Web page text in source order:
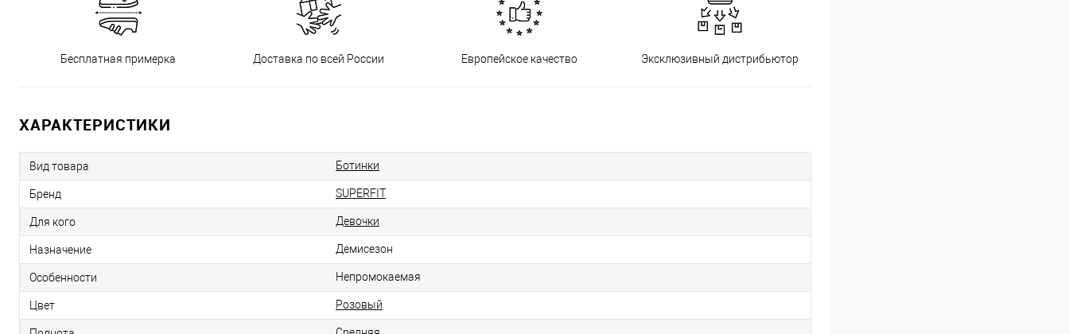
Бесплатная примерка Доставка по всей России Европейское качество Эксклюзивный дистрибьютор
ХАРАКТЕРИСТИКИ
Вид товара Ботинки
Бренд SUPERFIT
Для кого Девочки
Назначение Демисезон
Особенности Непромокаемая
Цвет Розовый